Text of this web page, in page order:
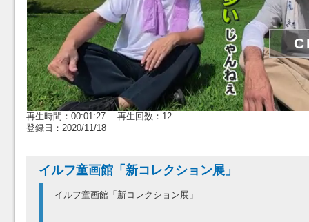
再生時間：00:01:27 再生回数：12
登録日：2020/11/18
イルフ童画館「新コレクション展」
イルフ童画館「新コレクション展」